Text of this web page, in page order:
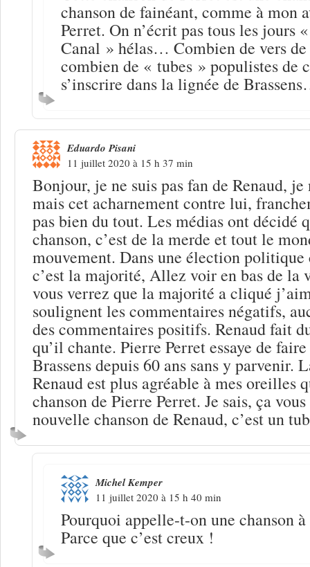
chanson de fainéant, comme à mon
Perret. On n’écrit pas tous les jours
Canal » hélas… Combien de vers
combien de « tubes » populistes de
s’inscrire dans la lignée de
Eduardo Pisani
11 juillet 2020 à 15 h 37 min
Bonjour, je ne suis pas fan de Renaud,
mais cet acharnement contre lui,
pas bien du tout. Les médias ont décidé
chanson, c’est de la merde et tout le
mouvement. Dans une élection
c’est la majorité, Allez voir en bas de la
vous verrez que la majorité a cliqué
soulignent les commentaires négatifs,
des commentaires positifs. Renaud fait
qu’il chante. Pierre Perret essaye de
Brassens depuis 60 ans sans y parvenir.
Renaud est plus agréable à mes oreilles
chanson de Pierre Perret. Je sais, ça
nouvelle chanson de Renaud, c’est un
Michel Kemper
11 juillet 2020 à 15 h 40 min
Pourquoi appelle-t-on une chanson
Parce que c’est creux !